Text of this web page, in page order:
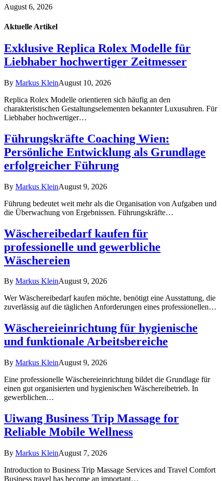
August 6, 2026
Aktuelle Artikel
Exklusive Replica Rolex Modelle für
Liebhaber hochwertiger Zeitmesser
By Markus KleinAugust 10, 2026
Replica Rolex Modelle orientieren sich häufig an den
charakteristischen Gestaltungselementen bekannter Luxusuhren. Für
Liebhaber hochwertiger…
Führungskräfte Coaching Wien:
Persönliche Entwicklung als Grundlage
erfolgreicher Führung
By Markus KleinAugust 9, 2026
Führung bedeutet weit mehr als die Organisation von Aufgaben und
die Überwachung von Ergebnissen. Führungskräfte…
Wäschereibedarf kaufen für
professionelle und gewerbliche
Wäschereien
By Markus KleinAugust 9, 2026
Wer Wäschereibedarf kaufen möchte, benötigt eine Ausstattung, die
zuverlässig auf die täglichen Anforderungen eines professionellen…
Wäschereieinrichtung für hygienische
und funktionale Arbeitsbereiche
By Markus KleinAugust 9, 2026
Eine professionelle Wäschereieinrichtung bildet die Grundlage für
einen gut organisierten und hygienischen Wäschereibetrieb. In
gewerblichen…
Uiwang Business Trip Massage for
Reliable Mobile Wellness
By Markus KleinAugust 7, 2026
Introduction to Business Trip Massage Services and Travel Comfort
Business travel has become an important…